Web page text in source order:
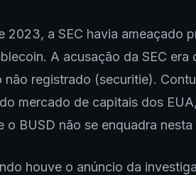
2023, a SEC havia ameaçado
A acusação da SEC era
não registrado (securitie).
mercado de capitais dos
o BUSD não se enquadra
houve o anúncio da